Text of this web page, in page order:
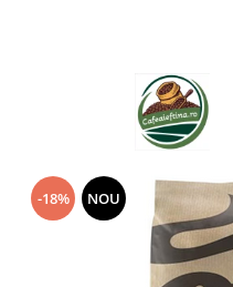
-18% NOU